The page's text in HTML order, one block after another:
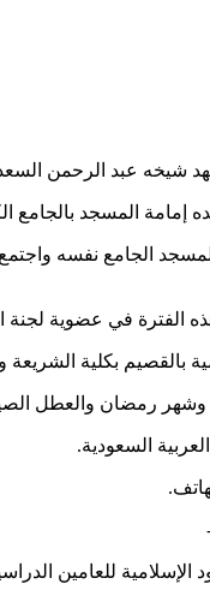
شيخه عبد الرحمن
المسجد بالجامع
الجامع نفسه
الفترة في عضوية لجنة
بالقصيم بكلية الشريعة
رمضان والعطل
السعودية.
للعامين